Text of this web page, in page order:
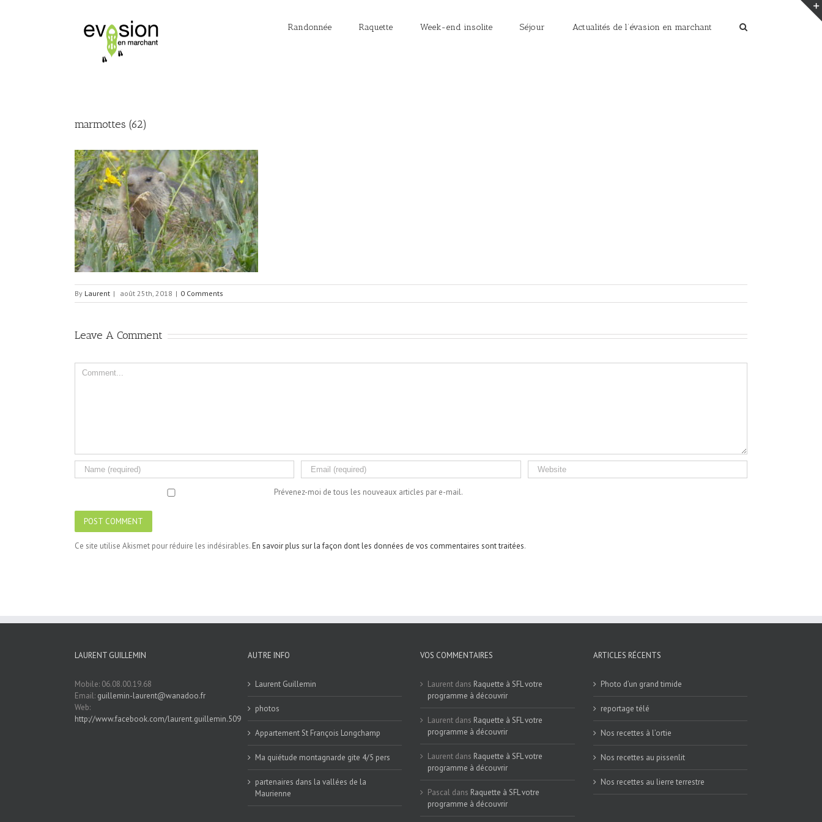
Randonnée Raquette Week-end insolite Séjour Actualités de l’évasion en marchant
marmottes (62)
By Laurent | août 25th, 2018 | 0 Comments
Leave A Comment
Comment
Prévenez-moi de tous les nouveaux articles par e-mail.
Ce site utilise Akismet pour réduire les indésirables.En savoir plus sur la façon dont les données de vos commentaires sont traitées.
LAURENT GUILLEMIN
Mobile: 06.08.00.19.68
Email: guillemin-laurent@wanadoo.fr
Web:
http://www.facebook.com/laurent.guillemin.509
AUTRE INFO
Laurent Guillemin
photos
Appartement St François Longchamp
Ma quiétude montagnarde gite 4/5 pers
partenaires dans la vallées de la
Maurienne
VOS COMMENTAIRES
Laurent dans Raquette à SFL votre
programme à découvrir
Laurent dans Raquette à SFL votre
programme à découvrir
Laurent dans Raquette à SFL votre
programme à découvrir
Pascal dans Raquette à SFL votre
programme à découvrir
ARTICLES RÉCENTS
Photo d’un grand timide
reportage télé
Nos recettes à l’ortie
Nos recettes au pissenlit
Nos recettes au lierre terrestre